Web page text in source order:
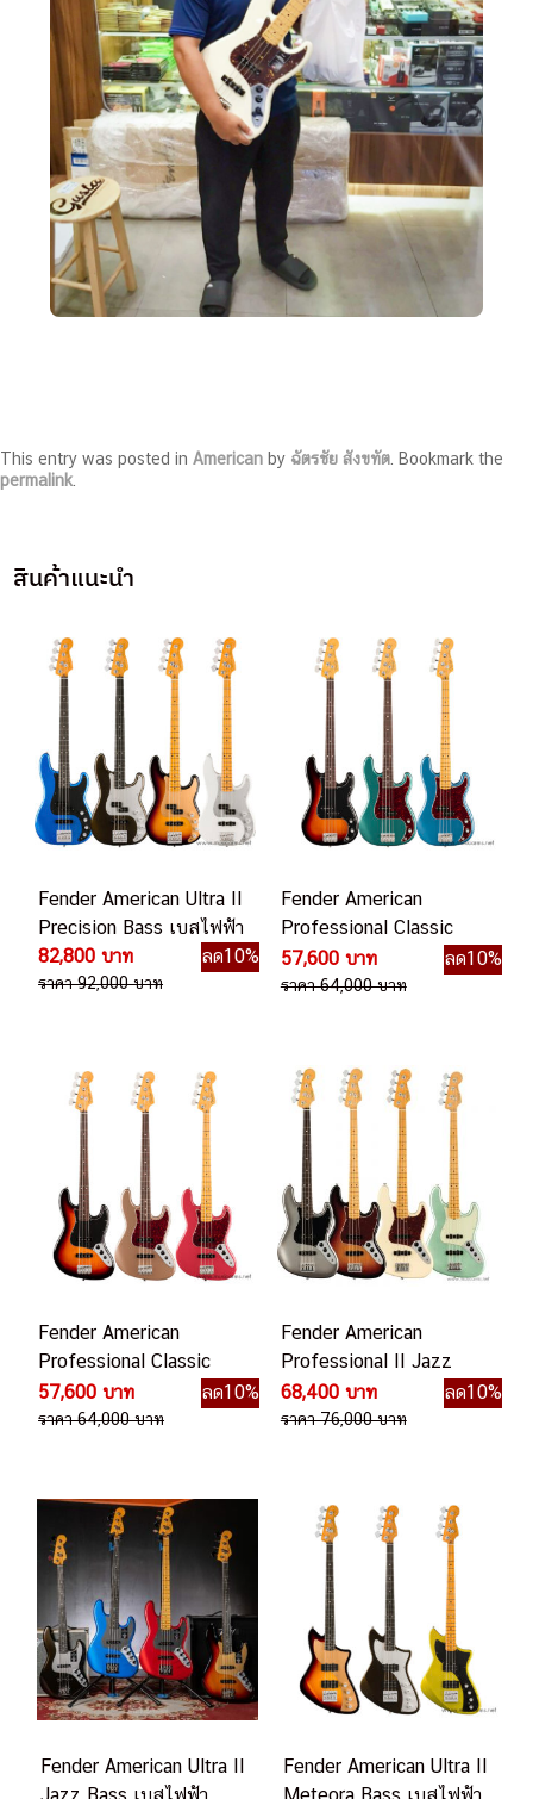
This entry was posted in American by ฉัตรชัย สังขทัต . Bookmark the
permalink
สินค้าแนะนำ
Fender American Ultra II
Precision Bass เบสไฟฟ้า
82,800 บาท
ลด10%
ราคา 92,000 บาท
Fender American
Professional Classic
Precision Bass เบสไฟฟ้า
57,600 บาท ลด10%
ราคา 64,000 บาท
Fender American
Professional Classic
Jazz Bass เบสไฟฟ้า
57,600 บาท ลด10%
ราคา 64,000 บาท
Fender American
Professional II Jazz
Bass เบสไฟฟ้า
68,400 บาท ลด10%
ราคา 76,000 บาท
Fender American Ultra II
Jazz Bass เบสไฟฟ้า
Fender American Ultra II
Meteora Bass เบสไฟฟ้า